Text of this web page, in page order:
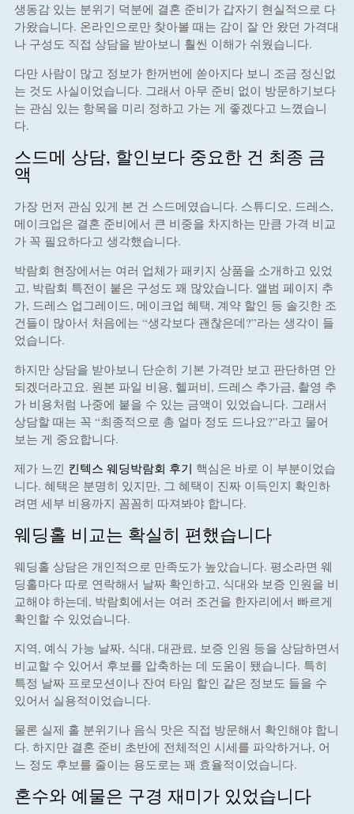
생동감 있는 분위기 덕분에 결혼 준비가 갑자기 현실적으로 다
가왔습니다. 온라인으로만 찾아볼 때는 감이 잘 안 왔던 가격대
나 구성도 직접 상담을 받아보니 훨씬 이해가 쉬웠습니다.
다만 사람이 많고 정보가 한꺼번에 쏟아지다 보니 조금 정신없
는 것도 사실이었습니다. 그래서 아무 준비 없이 방문하기보다
는 관심 있는 항목을 미리 정하고 가는 게 좋겠다고 느꼈습니
다.
스드메 상담, 할인보다 중요한 건 최종 금
액
가장 먼저 관심 있게 본 건 스드메였습니다. 스튜디오, 드레스,
메이크업은 결혼 준비에서 큰 비중을 차지하는 만큼 가격 비교
가 꼭 필요하다고 생각했습니다.
박람회 현장에서는 여러 업체가 패키지 상품을 소개하고 있었
고, 박람회 특전이 붙은 구성도 꽤 많았습니다. 앨범 페이지 추
가, 드레스 업그레이드, 메이크업 혜택, 계약 할인 등 솔깃한 조
건들이 많아서 처음에는 “생각보다 괜찮은데?”라는 생각이 들
었습니다.
하지만 상담을 받아보니 단순히 기본 가격만 보고 판단하면 안
되겠더라고요. 원본 파일 비용, 헬퍼비, 드레스 추가금, 촬영 추
가 비용처럼 나중에 붙을 수 있는 금액이 있었습니다. 그래서
상담할 때는 꼭 “최종적으로 총 얼마 정도 드나요?”라고 물어
보는 게 중요합니다.
제가 느낀 킨텍스 웨딩박람회 후기 핵심은 바로 이 부분이었습
니다. 혜택은 분명히 있지만, 그 혜택이 진짜 이득인지 확인하
려면 세부 비용까지 꼼꼼히 따져봐야 합니다.
웨딩홀 비교는 확실히 편했습니다
웨딩홀 상담은 개인적으로 만족도가 높았습니다. 평소라면 웨
딩홀마다 따로 연락해서 날짜 확인하고, 식대와 보증 인원을 비
교해야 하는데, 박람회에서는 여러 조건을 한자리에서 빠르게
확인할 수 있었습니다.
지역, 예식 가능 날짜, 식대, 대관료, 보증 인원 등을 상담하면서
비교할 수 있어서 후보를 압축하는 데 도움이 됐습니다. 특히
특정 날짜 프로모션이나 잔여 타임 할인 같은 정보도 들을 수
있어서 실용적이었습니다.
물론 실제 홀 분위기나 음식 맛은 직접 방문해서 확인해야 합니
다. 하지만 결혼 준비 초반에 전체적인 시세를 파악하거나, 어
느 정도 후보를 줄이는 용도로는 꽤 효율적이었습니다.
혼수와 예물은 구경 재미가 있었습니다